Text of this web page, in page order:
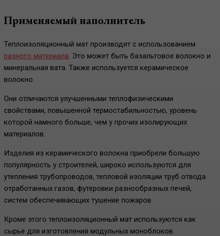
Применяемый наполнитель
Теплоизоляционный мат производят с использованием
разного материала. Это может быть базальтовое волокно и
минеральная вата. Также используется керамическое
волокно.
Они отличаются улучшенными теплофизическими
свойствами, повышенной термостабильностью, уровень
которой намного больше, чем у прочих изолирующих
материалов.
Изделия из керамического волокна приобрели большую
популярность у строителей, широко используются для
утепления трубопроводов, тепловой изоляции труб отвода
отработанных газов, футеровки разнообразных печей,
систем обеспечивающих тушение пожаров.
Кроме этого теплоизоляционный мат используются как
сырье для изготовления модульных моноблоков.